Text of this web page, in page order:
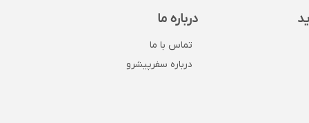
درباره ما
تماس با ما
درباره سفرپیشرو